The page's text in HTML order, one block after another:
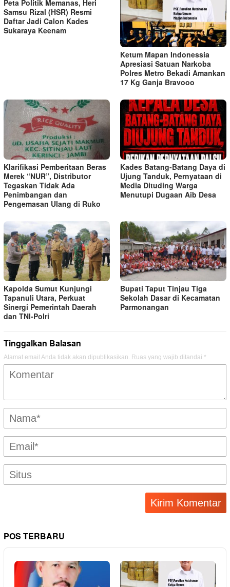
Peta Politik Memanas, Heri
Samsu Rizal (HSR) Resmi
Daftar Jadi Calon Kades
Sukaraya Keenam
Ketum Mapan Indonessia
Apresiasi Satuan Narkoba
Polres Metro Bekadi Amankan
17 Kg Ganja Bravooo
Klarifikasi Pemberitaan Beras
Merek “NUR”, Distributor
Tegaskan Tidak Ada
Penimbangan dan
Pengemasan Ulang di Ruko
Kades Batang-Batang Daya di
Ujung Tanduk, Pernyataan di
Media Dituding Warga
Menutupi Dugaan Aib Desa
Kapolda Sumut Kunjungi
Tapanuli Utara, Perkuat
Sinergi Pemerintah Daerah
dan TNI-Polri
Bupati Taput Tinjau Tiga
Sekolah Dasar di Kecamatan
Parmonangan
Tinggalkan Balasan
Alamat email Anda tidak akan dipublikasikan. Ruas yang wajib ditandai *
POS TERBARU